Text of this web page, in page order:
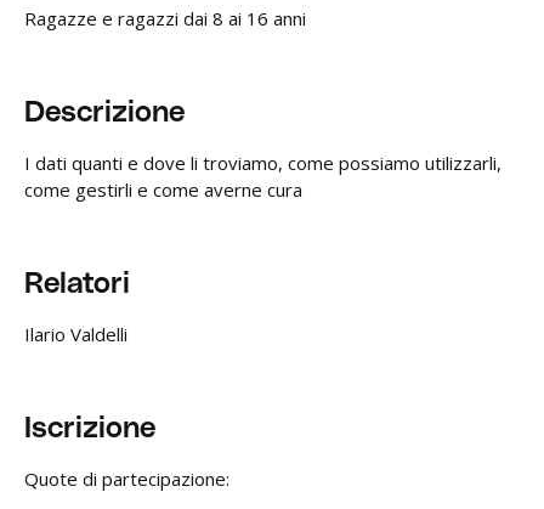
Ragazze e ragazzi dai 8 ai 16 anni
Descrizione
I dati quanti e dove li troviamo, come possiamo utilizzarli,
come gestirli e come averne cura
Relatori
Ilario Valdelli
Iscrizione
Quote di partecipazione: